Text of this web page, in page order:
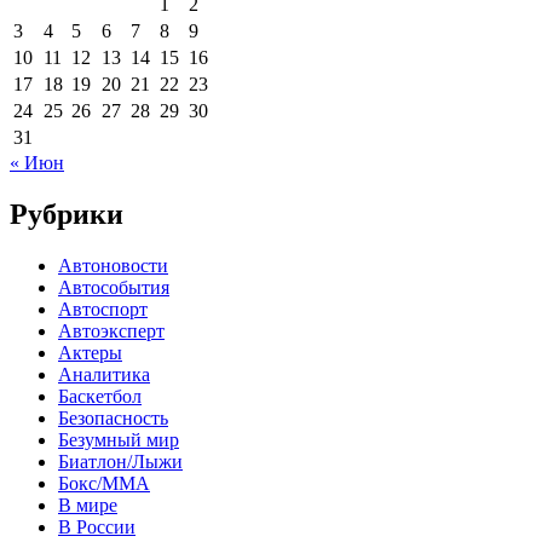
2
3
4 5 6 7 8
9
10 11 12 13 14 15 16
17 18 19 20 21 22 23
24 25 26 27 28 29 30
31
« Июн
Рубрики
Автоновости
Автособытия
Автоспорт
Автоэксперт
Актеры
Аналитика
Баскетбол
Безопасность
Безумный мир
Биатлон/Лыжи
Бокс/MMA
В мире
В России